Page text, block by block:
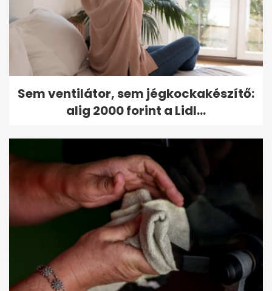
Sem ventilátor, sem jégkockakészítő:
alig 2000 forint a Lidl...